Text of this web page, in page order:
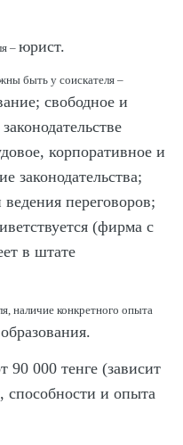
–юрист.
быть у соискателя –
свободное и
корпоративное и
законодательства;
переговоров;
(фирма с
в штате
наличие конкретного опыта
90 000 тенге (зависит
способности и опыта